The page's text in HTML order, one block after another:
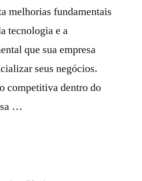
melhorias fundamentais
tecnologia e a
que sua empresa
seus negócios.
competitiva dentro do
…